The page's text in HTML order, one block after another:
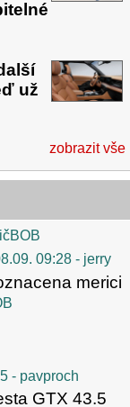
už
zobrazit vše
09:28 - jerry
merici
- pavproch
GTX 43.5